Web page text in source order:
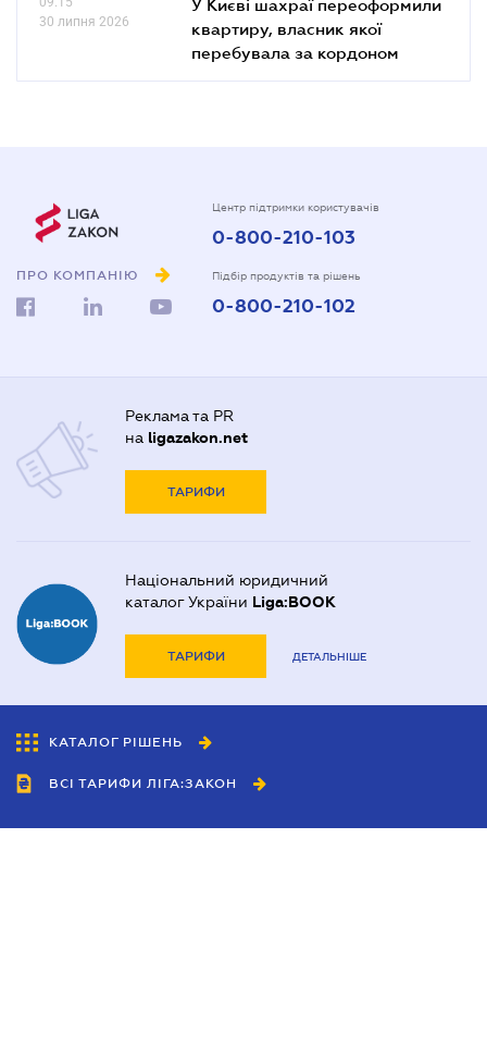
30 липня 2026
У Києві шахраї переоформили
квартиру, власник якої
перебувала за кордоном
ПРО КОМПАНІЮ
Центр підтримки користувачів
0-800-210-103
Підбір продуктів та рішень
0-800-210-102
Реклама та PR
на ligazakon.net
ТАРИФИ
Національний юридичний
каталог України Liga:BOOK
ТАРИФИ ДЕТАЛЬНІШЕ
КАТАЛОГ РІШЕНЬ
ВСІ ТАРИФИ ЛІГА:ЗАКОН